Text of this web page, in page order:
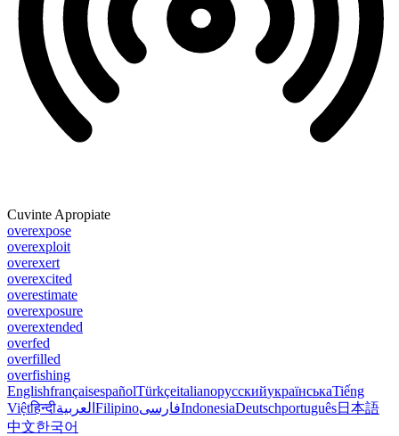
Cuvinte Apropiate
overexpose
overexploit
overexert
overexcited
overestimate
overexposure
overextended
overfed
overfilled
overfishing
EnglishfrançaisespañolTürkçeitalianoрусскийукраїнськаTiếng
Việtहिन्दीالعربية FilipinoفارسیIndonesiaDeutschportuguês日本語
中文한국어